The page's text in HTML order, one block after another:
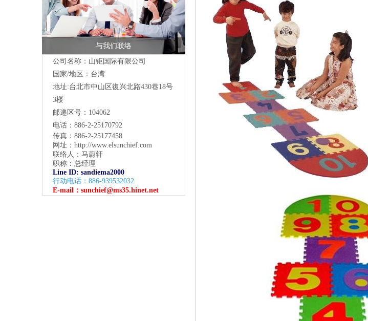
与我们联络
公司名称：山钜国际有限公司
国家/地区：台湾
地址:台北市中山区復兴北路430巷18号
3楼
邮递区号：104062
电话：886-2-25170792
传真：886-2-25177458
网址： http://www.elsunchief.com
联络人：马蔚轩
职称：总经理
Line ID: sandiema2000
行动电话：886-939532032
E-mail： sunchief@ms35.hinet.net